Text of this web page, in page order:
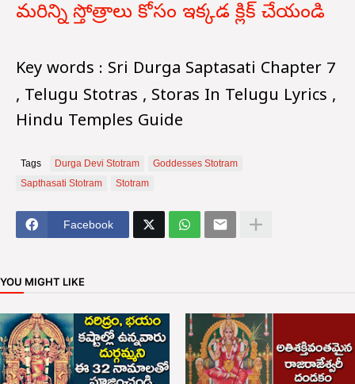
మరిన్ని స్తోత్రాలు కోసం ఇక్కడ క్లిక్ చేయండి
Key words : Sri Durga Saptasati Chapter 7
, Telugu Stotras , Storas In Telugu Lyrics ,
Hindu Temples Guide
Tags Durga Devi Stotram
Goddesses Stotram
Sapthasati Stotram
Stotram
Facebook
YOU MIGHT LIKE